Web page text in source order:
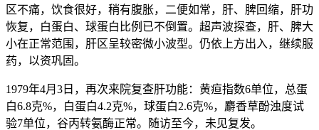
区不痛，饮食很好，稍有腹胀，二便如常，肝、脾回缩，肝功
恢复，白蛋白、球蛋白比例已不倒置。超声波探查，肝、脾大
小在正常范围，肝区呈较密微小波型。仍依上方出入，继续服
药，以资巩固。
1979年4月3日，再次来院复查肝功能：黄疸指数6单位，总蛋
白6.8克%，白蛋白4.2克%，球蛋白2.6克%，麝香草酚浊度试
验7单位，谷丙转氨酶正常。随访至今，未见复发。